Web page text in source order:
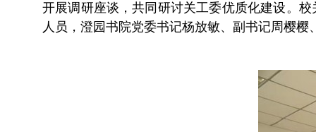
开展调研座谈，共同研讨关工委优质化建设。
人员，澄园书院党委书记杨放敏、副书记周樱